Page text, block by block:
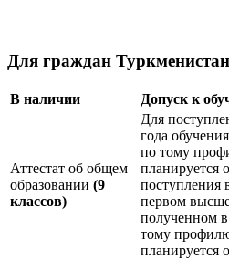
Для граждан
В наличии Допуск к
Аттестат об общем
образовании (9
классов)
Для
года
по тому
планируется
поступления
первом
полученном
тому
планируется